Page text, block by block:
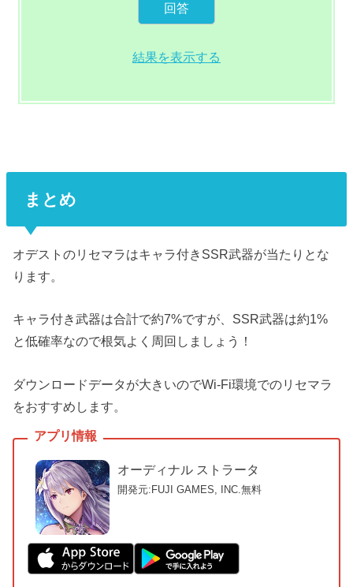
結果を表示する
まとめ
オデストのリセマラはキャラ付きSSR武器が当たりとな
ります。
キャラ付き武器は合計で約7%ですが、SSR武器は約1%
と低確率なので根気よく周回しましょう！
ダウンロードデータが大きいのでWi-Fi環境でのリセマラ
をおすすめします。
オーディナル ストラータ
開発元:FUJI GAMES, INC.無料